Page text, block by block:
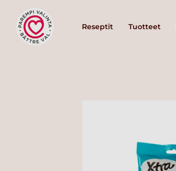
Reseptit Tuotteet